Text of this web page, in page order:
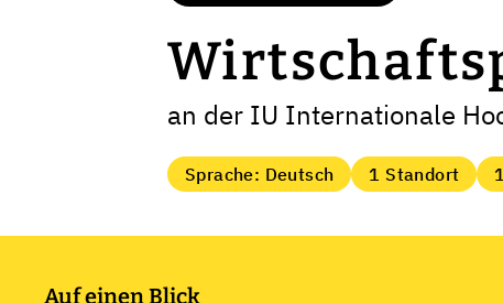
an der IU Internationale
Sprache: Deutsch 1 Standort
Auf einen Blick